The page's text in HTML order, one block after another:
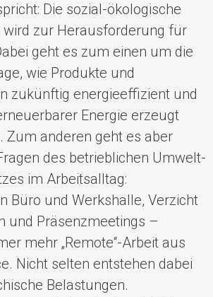
Die sozial-ökologische
zur Herausforderung für
geht es zum einen um die
wie Produkte und
zukünftig energieeffizient und
Energie erzeugt
Zum anderen geht es aber
des betrieblichen Umwelt-
im Arbeitsalltag:
Büro und Werkshalle, Verzicht
und Präsenzmeetings –
mehr „Remote“-Arbeit aus
Nicht selten entstehen dabei
Belastungen.